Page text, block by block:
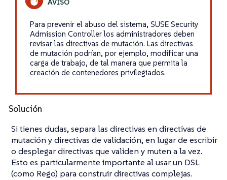
Para prevenir el abuso del sistema, SUSE Security
Admission Controller los administradores deben
revisar las directivas de mutación. Las directivas
de mutación podrían, por ejemplo, modificar una
carga de trabajo, de tal manera que permita la
creación de contenedores privilegiados.
Solución
Si tienes dudas, separa las directivas en directivas de
mutación y directivas de validación, en lugar de escribir
o desplegar directivas que validen y muten a la vez.
Esto es particularmente importante al usar un DSL
(como Rego) para construir directivas complejas.